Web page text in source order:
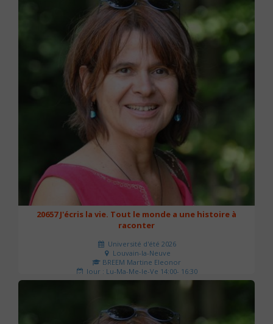
20657 J'écris la vie. Tout le monde a une histoire à
raconter
Université d'été 2026
Louvain-la-Neuve
BREEM Martine Eleonor
Jour : Lu-Ma-Me-Je-Ve 14:00- 16:30
Nombre de séances : 3